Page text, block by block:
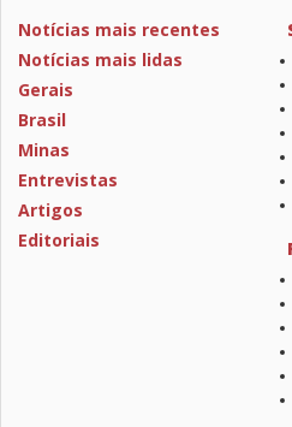
Notícias mais recentes
Notícias mais lidas
Gerais
Brasil
Minas
Entrevistas
Artigos
Editoriais